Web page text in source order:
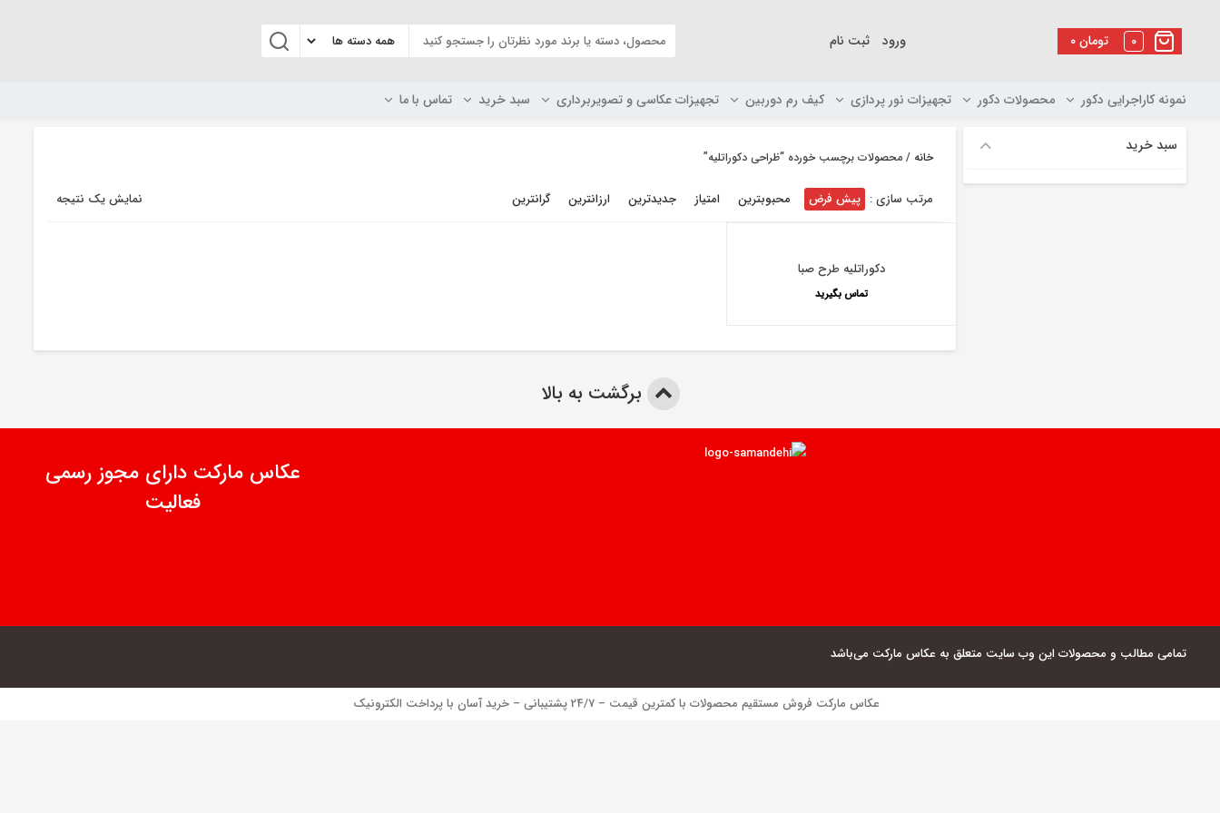
۰تومان 0 ورود ثبت نام
نمونه کاراجرایی دکور محصولات دکور تجهیزات نور پردازی کیف رم دوربین تجهیزات عکاسی و تصویربرداری سبد خرید تماس با ما
خانه / محصولات برچسب خورده “ظراحی دکوراتلیه”
نمایش یک نتیجه مرتب سازی : پیش فرض محبوبترین امتیاز جدیدترین ارزانترین گرانترین
دکوراتلیه طرح صبا
تماس بگیرید
سبد خرید
برگشت به بالا
عکاس مارکت دارای مجوز رسمی
فعالیت
تمامی مطالب و محصولات این وب سایت متعلق به عکاس مارکت می‌باشد
عکاس مارکت فروش مستقیم محصولات با کمترین قیمت – 24/7 پشتیبانی – خرید آسان با پرداخت الکترونیک